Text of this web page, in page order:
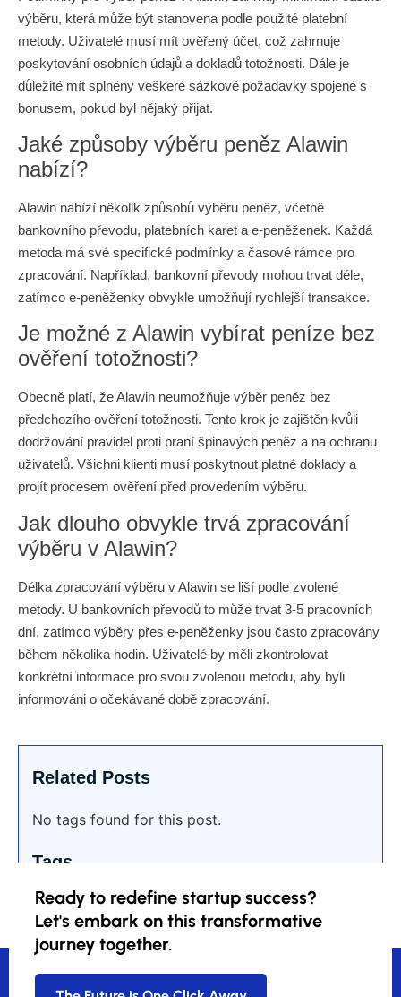
výběru, která může být stanovena podle použité platební
metody. Uživatelé musí mít ověřený účet, což zahrnuje
poskytování osobních údajů a dokladů totožnosti. Dále je
důležité mít splněny veškeré sázkové požadavky spojené s
bonusem, pokud byl nějaký přijat.
Jaké způsoby výběru peněz Alawin
nabízí?
Alawin nabízí několik způsobů výběru peněz, včetně
bankovního převodu, platebních karet a e-peněženek. Každá
metoda má své specifické podmínky a časové rámce pro
zpracování. Například, bankovní převody mohou trvat déle,
zatímco e-peněženky obvykle umožňují rychlejší transakce.
Je možné z Alawin vybírat peníze bez
ověření totožnosti?
Obecně platí, že Alawin neumožňuje výběr peněz bez
předchozího ověření totožnosti. Tento krok je zajištěn kvůli
dodržování pravidel proti praní špinavých peněz a na ochranu
uživatelů. Všichni klienti musí poskytnout platné doklady a
projít procesem ověření před provedením výběru.
Jak dlouho obvykle trvá zpracování
výběru v Alawin?
Délka zpracování výběru v Alawin se liší podle zvolené
metody. U bankovních převodů to může trvat 3-5 pracovních
dní, zatímco výběry přes e-peněženky jsou často zpracovány
během několika hodin. Uživatelé by měli zkontrolovat
konkrétní informace pro svou zvolenou metodu, aby byli
informováni o očekávané době zpracování.
Related Posts
No tags found for this post.
Tags
Ready to redefine startup success?
Let's embark on this transformative
journey together.